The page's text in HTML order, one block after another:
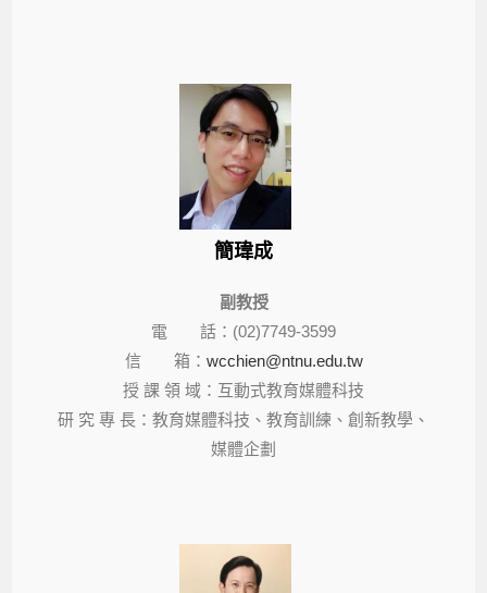
簡瑋成
副教授
電 話：(02)7749-3599
信 箱： wcchien@ntnu.edu.tw
授 課 領 域 ：互動式教育媒體科技
研 究 專 長 ：教育媒體科技、教育訓練、創新教學、
媒體企劃